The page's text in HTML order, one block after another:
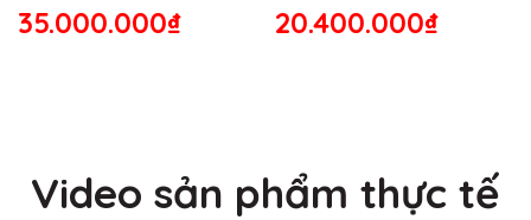
35.000.000₫ 20.400.000₫
Video sản phẩm thực tế